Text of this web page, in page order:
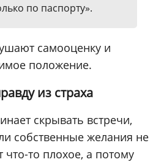
по паспорту».
самооценку и
положение.
из страха
скрывать встречи,
собственные желания не
что-то плохое, а потому